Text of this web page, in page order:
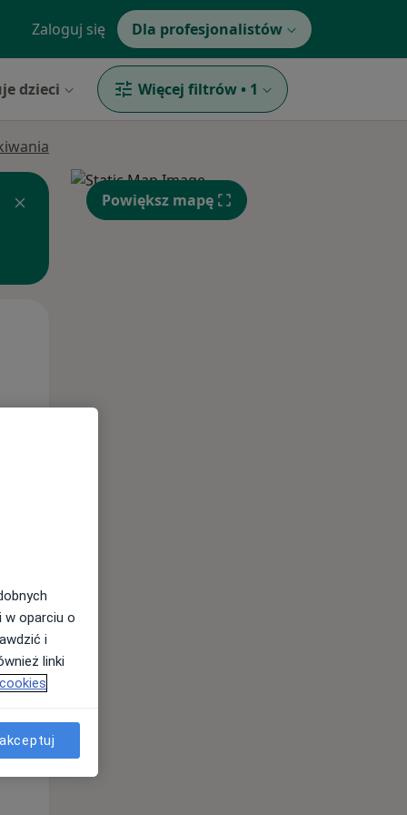
Zaloguj się Dla profesjonalistów
dzieci Więcej filtrów • 1
Pon,
10 Sie
Powiększ mapę
w oparciu o
i
linki